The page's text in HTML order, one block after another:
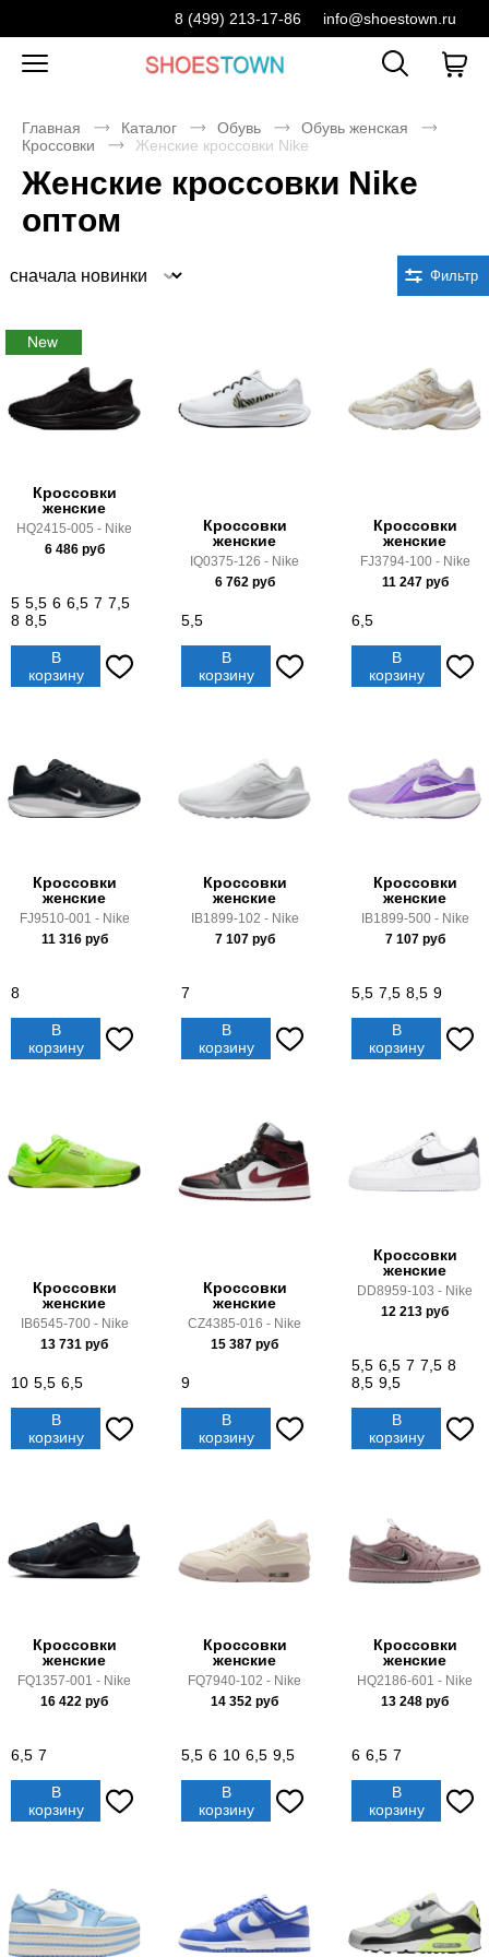
8 (499) 213-17-86 info@shoestown.ru
Главная Каталог Обувь
Обувь женская
Кроссовки
Женские кроссовки Nike
Женские кроссовки Nike
оптом
Фильтр
Кроссовки
женские
HQ2415-005 - Nike
6 486руб
5 5,5 6 6,5 7 7,5
8 8,5
В
корзину
Кроссовки
женские
IQ0375-126 - Nike
6 762 руб
5,5
В
корзину
Кроссовки
женские
FJ3794-100 - Nike
11 247руб
6,5
В
корзину
Кроссовки
женские
FJ9510-001 - Nike
11 316руб
8
В
корзину
Кроссовки
женские
IB1899-102 - Nike
7 107руб
7
В
корзину
Кроссовки
женские
IB1899-500 - Nike
7 107руб
5,5 7,5 8,5 9
В
корзину
Кроссовки
женские
IB6545-700 - Nike
13 731 руб
10 5,5 6,5
В
корзину
Кроссовки
женские
CZ4385-016 - Nike
15 387 руб
9
В
корзину
Кроссовки
женские
DD8959-103 - Nike
12 213 руб
5,5 6,5 7 7,5 8
8,5 9,5
В
корзину
Кроссовки
женские
FQ1357-001 - Nike
16 422 руб
6,5 7
В
корзину
Кроссовки
женские
FQ7940-102 - Nike
14 352 руб
5,5 6 10 6,5 9,5
В
корзину
Кроссовки
женские
HQ2186-601 - Nike
13 248 руб
6 6,5 7
В
корзину